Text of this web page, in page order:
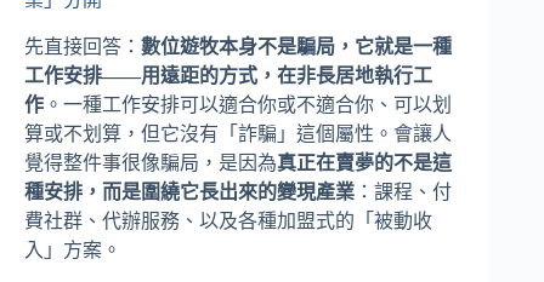
先直接回答： 數位遊牧本身不是騙局，它就是一種
工作安排——用遠距的方式，在非長居地執行工
作 。一種工作安排可以適合你或不適合你、可以划
算或不划算，但它沒有「詐騙」這個屬性。會讓人
覺得整件事很像騙局，是因為真正在賣夢的不是這
種安排，而是圍繞它長出來的變現產業 ：課程、付
費社群、代辦服務、以及各種加盟式的「被動收
入」方案。